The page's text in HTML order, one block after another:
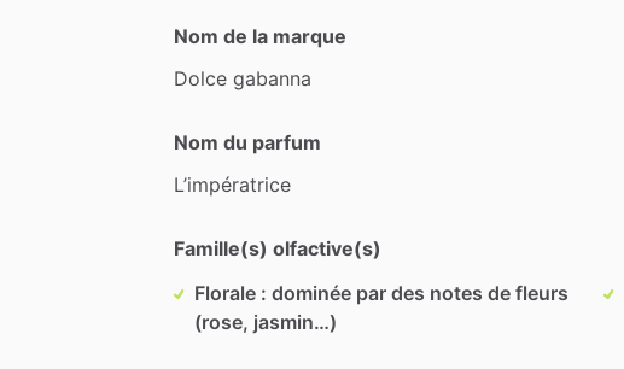
Nom de la marque
Dolce gabanna
Nom du parfum
L’impératrice
Famille(s) olfactive(s)
Florale : dominée par des notes de fleurs
(rose, jasmin…)